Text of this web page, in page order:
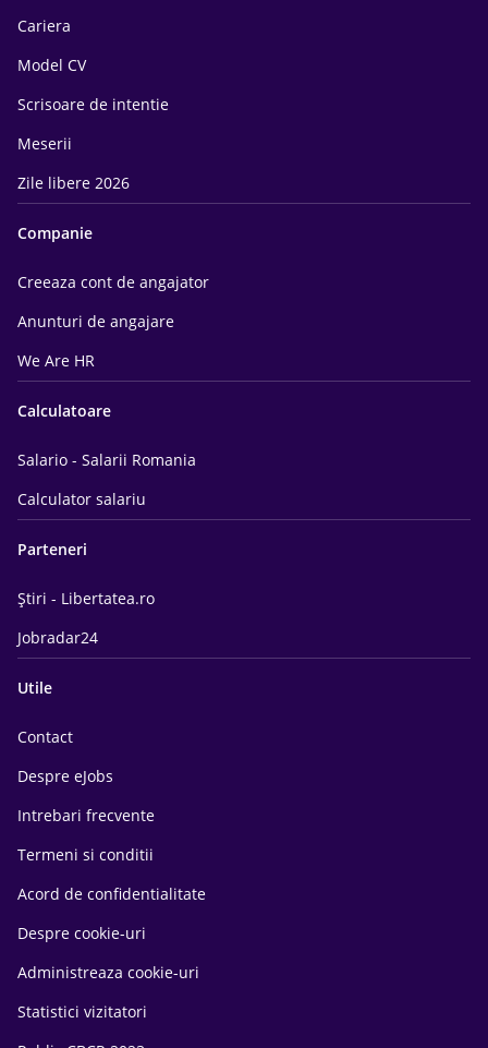
Cariera
Model CV
Scrisoare de intentie
Meserii
Zile libere 2026
Companie
Creeaza cont de angajator
Anunturi de angajare
We Are HR
Calculatoare
Salario - Salarii Romania
Calculator salariu
Parteneri
Știri - Libertatea.ro
Jobradar24
Utile
Contact
Despre eJobs
Intrebari frecvente
Termeni si conditii
Acord de confidentialitate
Despre cookie-uri
Administreaza cookie-uri
Statistici vizitatori